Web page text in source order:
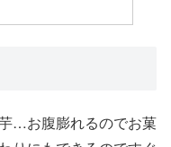
…お腹膨れるのでお菓